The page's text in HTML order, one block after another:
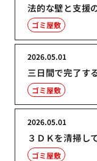
法的な壁と支援
ゴミ屋敷
三日間で完了す
2026.05.01
ゴミ屋敷
３ＤＫを清掃し
2026.05.01
ゴミ屋敷